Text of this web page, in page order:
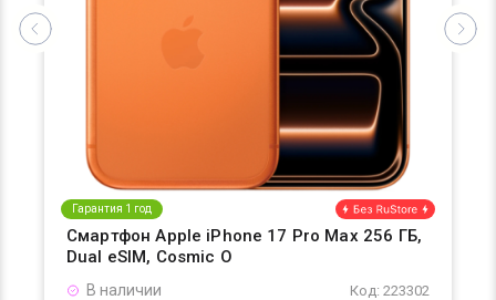
Гарантия 1 год
Смартфон Apple iPhone 17 Pro Max 256 ГБ,
Dual eSIM, Cosmic O
Код: 223302
В наличии